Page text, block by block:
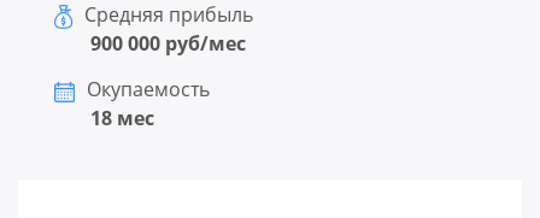
Средняя прибыль
900 000 руб/мес
Окупаемость
18 мес